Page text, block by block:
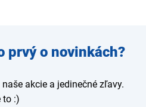
prvý o novinkách?
akcie a jedinečné zľavy.
to :)